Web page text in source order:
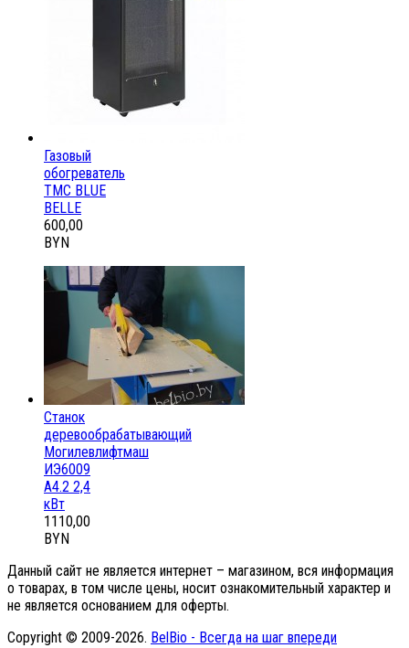
Газовый
обогреватель
ТМС BLUE
BELLE
600,00
BYN
Станок
деревообрабатывающий
Могилевлифтмаш
ИЭ6009
А4.2 2,4
кВт
1110,00
BYN
Данный сайт не является интернет – магазином, вся информация
о товарах, в том числе цены, носит ознакомительный характер и
не является основанием для оферты.
Copyright © 2009-2026. BelBio - Всегда на шаг впереди